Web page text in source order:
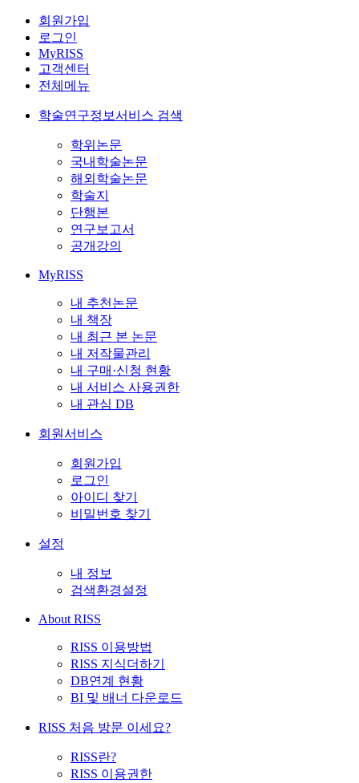
회원가입
로그인
MyRISS
고객센터
전체메뉴
학술연구정보서비스 검색
학위논문
국내학술논문
해외학술논문
학술지
단행본
연구보고서
공개강의
MyRISS
내 추천논문
내 책장
내 최근 본 논문
내 저작물관리
내 구매·신청 현황
내 서비스 사용권한
내 관심 DB
회원서비스
회원가입
로그인
아이디 찾기
비밀번호 찾기
설정
내 정보
검색환경설정
About RISS
RISS 이용방법
RISS 지식더하기
DB연계 현황
BI 및 배너 다운로드
RISS 처음 방문 이세요?
RISS란?
RISS 이용권한